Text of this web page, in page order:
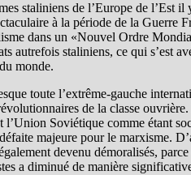
staliniens de l’Europe de l’Est
à la période de la Guerre
dans un «Nouvel Ordre
autrefois staliniens, ce qui s’est
monde.
toute l’extrême-gauche
de la classe
Soviétique comme étant
majeure pour le marxisme.
devenu démoralisés,
a diminué de manière